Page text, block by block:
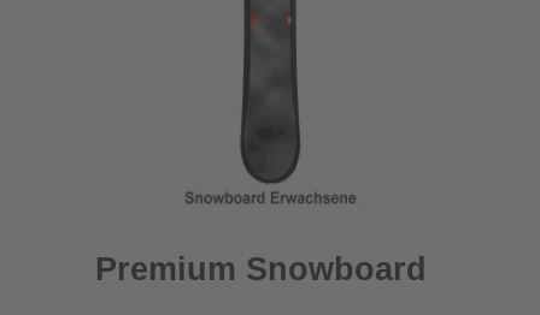
Premium Snowboard